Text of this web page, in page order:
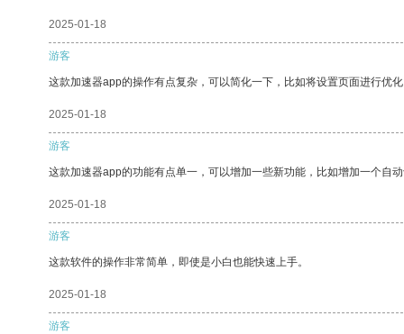
2025-01-18
游客
这款加速器app的操作有点复杂，可以简化一下，比如将设置页面进行优
2025-01-18
游客
这款加速器app的功能有点单一，可以增加一些新功能，比如增加一个自
2025-01-18
游客
这款软件的操作非常简单，即使是小白也能快速上手。
2025-01-18
游客